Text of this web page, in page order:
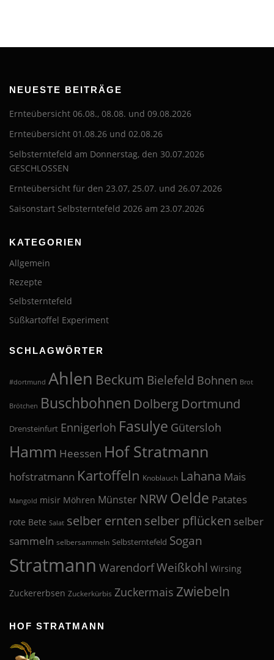
NEUESTE BEITRÄGE
Ernteübersicht 06.08., 08.08. und 09.08.2026
Ernteübersicht 01.08.26 und 02.08.26
Selbsterntefeld am Donnerstag, den 30.07.2026
GESCHLOSSEN
Ernteübersicht für den 23.07, 25.07. und 26.07.2026
Saisonstart Selbsterntefeld 2026 am 23.07.2026
KATEGORIEN
Allgemein
Rezepte
Selbsterntefeld
Süßkartoffel Experiment
SCHLAGWÖRTER
#dortmund Ahlen Beckum Bielefeld Bohnen Brot
Brötchen Buschbohnen Dolberg Dortmund
Drensteinfurt Ennigerloh Fasulye Gütersloh
Hamm Heessen Hof Stratmann
hofstratmann Kartoffeln Knoblauch Lahana Mais
Mangold misir Möhren Münster NRW Oelde Patates
rote Bete Salat selber ernten selber pflücken selber
sammeln selbersammeln Selbsterntefeld Sogan
Stratmann WarendorfWeißkohl Wirsing
Zuckererbsen Zuckerkürbis Zuckermais Zwiebeln
HOF STRATMANN